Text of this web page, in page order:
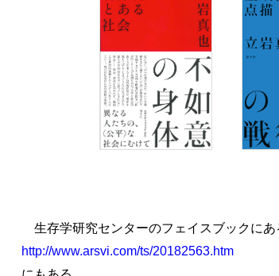
生存学研究センターのフェイスブックにあ
http://www.arsvi.com/ts/20182563.htm